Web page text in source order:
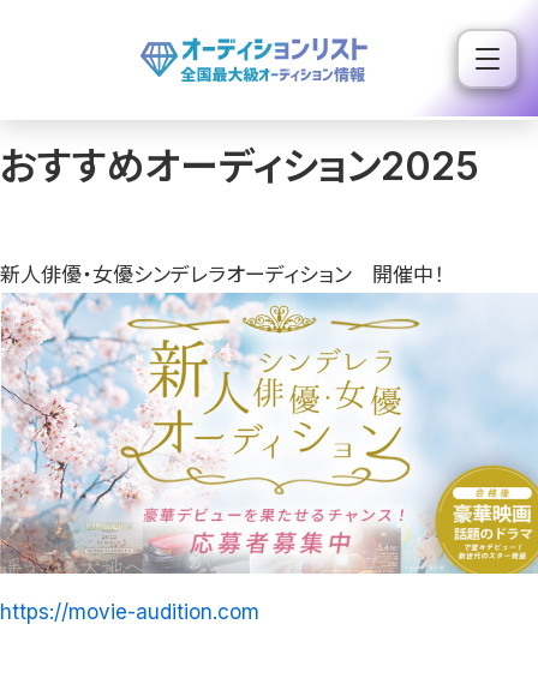
ス
キ
おすすめオーディション2025
新人俳優・女優シンデレラオーディション 開催中！
https://movie-audition.com